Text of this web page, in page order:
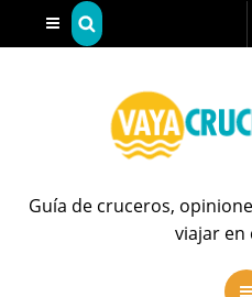
Guía de cruceros,
viajar en